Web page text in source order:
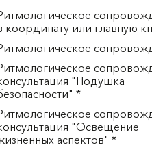
координату или главную
"Подушка
*
"Освещение
аспектов" *